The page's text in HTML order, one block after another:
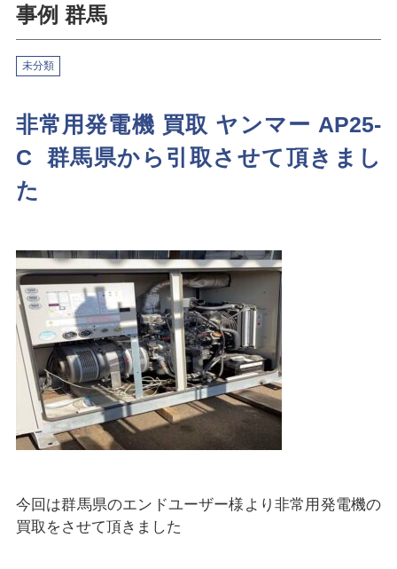
事例 群馬
未分類
非常用発電機 買取 ヤンマー AP25-
C 群馬県から引取させて頂きまし
た
今回は群馬県のエンドユーザー様より非常用発電機の
買取をさせて頂きました